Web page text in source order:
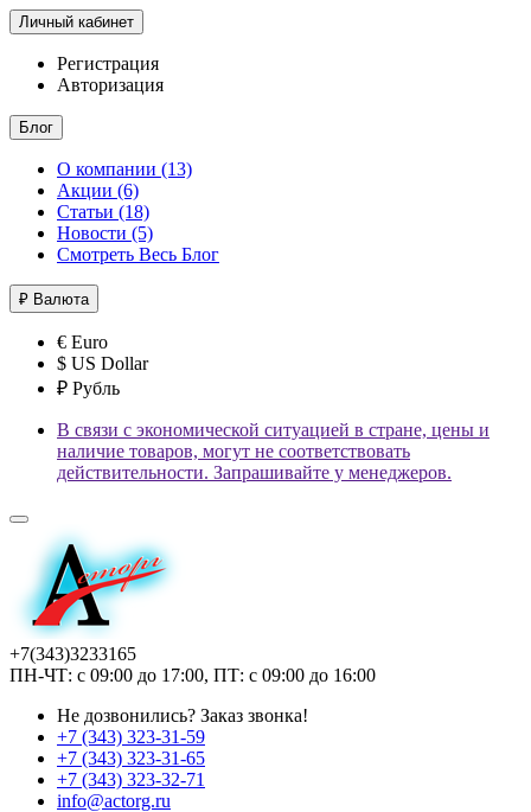
Личный кабинет
Регистрация
Авторизация
Блог
О компании (13)
Акции (6)
Статьи (18)
Новости (5)
Смотреть Весь Блог
₽ Валюта
€ Euro
$ US Dollar
₽ Рубль
В связи с экономической ситуацией в стране, цены и
наличие товаров, могут не соответствовать
действительности. Запрашивайте у менеджеров.
+7(343)3233165
ПН-ЧТ: с 09:00 до 17:00, ПТ: с 09:00 до 16:00
Не дозвонились? Заказ звонка!
+7 (343) 323-31-59
+7 (343) 323-31-65
+7 (343) 323-32-71
info@actorg.ru